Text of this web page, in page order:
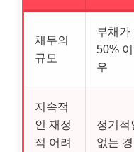
채무의
규모
부채가
50%
우
지속적
인 재정
적 어려
정기적
없는